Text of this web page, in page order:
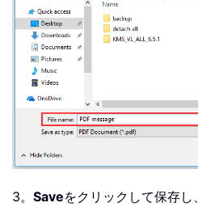
3。 Saveをクリックして保存